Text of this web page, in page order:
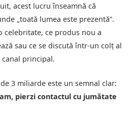
acest lucru înseamnă că
„toată lumea este prezentă”.
celebritate, ce produs nou a
sau ce se discută într-un colț al
principal.
3 miliarde este un semnal clar:
pierzi contactul cu jumătate